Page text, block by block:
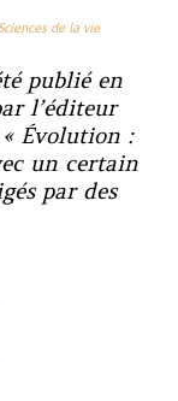
Sciences de la vie
publié en
l’éditeur
Évolution :
un certain
par des